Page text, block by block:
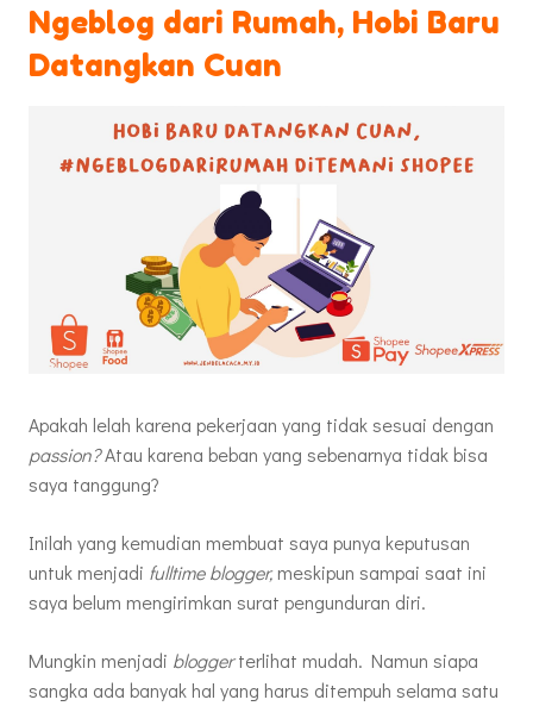
Ngeblog dari Rumah, Hobi Baru
Datangkan Cuan
Apakah lelah karena pekerjaan yang tidak sesuai dengan
passion?Atau karena beban yang sebenarnya tidak bisa
saya tanggung?
Inilah yang kemudian membuat saya punya keputusan
untuk menjadi fulltime blogger,meskipun sampai saat ini
saya belum mengirimkan surat pengunduran diri.
Mungkin menjadi bloggerterlihat mudah. Namun siapa
sangka ada banyak hal yang harus ditempuh selama satu